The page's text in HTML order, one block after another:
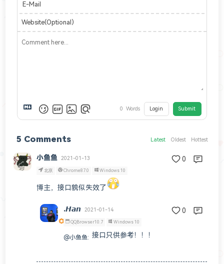
E-Mail
Website(Optional)
0 Words Login Submit
5 Comments Latest Oldest Hottest
小鱼鱼 2021-01-13 0
北京 Chrome87.0 Windows 10
博主，接口貌似失效了
.𝙃𝙖𝙣 2021-01-14 0
QQBrowser10.7 Windows 10
@小鱼鱼: 接口只供参考！！！